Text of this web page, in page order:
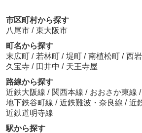
市区町村から探す
八尾市 / 東大阪市
町名から探す
末広町 / 若林町 / 堤町 / 南植松町 / 西
久宝寺 / 田井中 / 天王寺屋
路線から探す
近鉄大阪線 / 関西本線 / おおさか東線 /
地下鉄谷町線 / 近鉄難波・奈良線 / 近
近鉄道明寺線
駅から探す